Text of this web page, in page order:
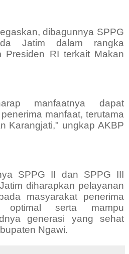
dibagunnya SPPG
Jatim dalam rangka
Presiden RI terkait Makan
manfaatnya dapat
manfaat, terutama
Karangjati," ungkap AKBP
SPPG II dan SPPG III
diharapkan pelayanan
masyarakat penerima
optimal serta mampu
generasi yang sehat
Ngawi.